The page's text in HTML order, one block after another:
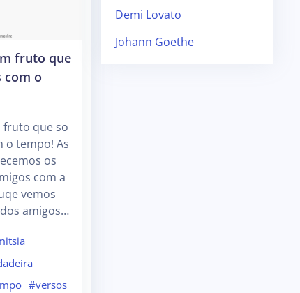
fruto que
com o
fruto que so
o tempo! As
os
com a
vemos
amigos…
#versos
Demi Lovato
Johann Goethe